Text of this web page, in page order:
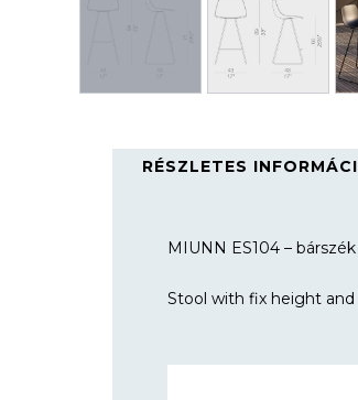
RÉSZLETES
MIUNN ES104 – bárszék
Stool with fix height and